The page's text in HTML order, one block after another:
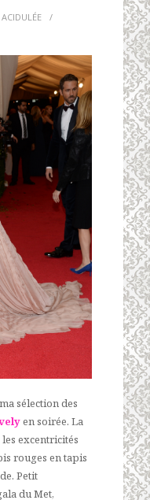
ACIDULÉE
/
sélection des
en soirée. La
excentricités
rouges en tapis
Petit
du Met,